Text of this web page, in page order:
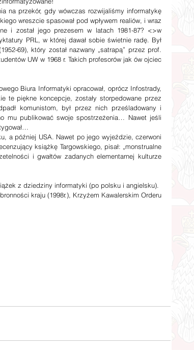
na przekór, gdy wówczas rozwijaliśmy informatykę
wreszcie spasował pod wpływem realiów, i wraz
i został jego prezesem w latach 1981-87? <>w
PRL, w której dawał sobie świetnie radę. Był
69), który został nazwany „satrapą” przez prof.
UW w 1968 r. Takich profesorów jak ów ojciec
Biura Informatyki opracował, oprócz Infostrady,
te piękne koncepcje, zostały storpedowane przez
komunistom, był przez nich prześladowany i
mu publikować swoje spostrzeżenia… Nawet jeśli
a później USA. Nawet po jego wyjeździe, czerwoni
książkę Targowskiego, pisał: „monstrualne
i gwałtów zadanych elementarnej kulturze
z dziedziny informatyki (po polsku i angielsku).
kraju (1998r.), Krzyżem Kawalerskim Orderu